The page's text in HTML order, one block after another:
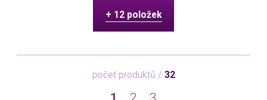
+ 12 položek
počet produktů / 32